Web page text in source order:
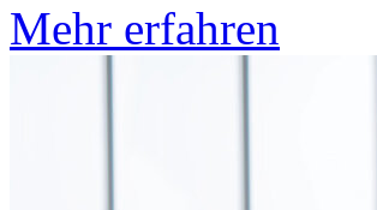
Mehr erfahren